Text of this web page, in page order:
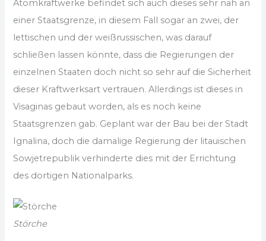
Atomkraftwerke befindet sich auch dieses sehr nah an
einer Staatsgrenze, in diesem Fall sogar an zwei, der
lettischen und der weißrussischen, was darauf
schließen lassen könnte, dass die Regierungen der
einzelnen Staaten doch nicht so sehr auf die Sicherheit
dieser Kraftwerksart vertrauen. Allerdings ist dieses in
Visaginas gebaut worden, als es noch keine
Staatsgrenzen gab. Geplant war der Bau bei der Stadt
Ignalina, doch die damalige Regierung der litauischen
Sowjetrepublik verhinderte dies mit der Errichtung
des dortigen Nationalparks.
Störche